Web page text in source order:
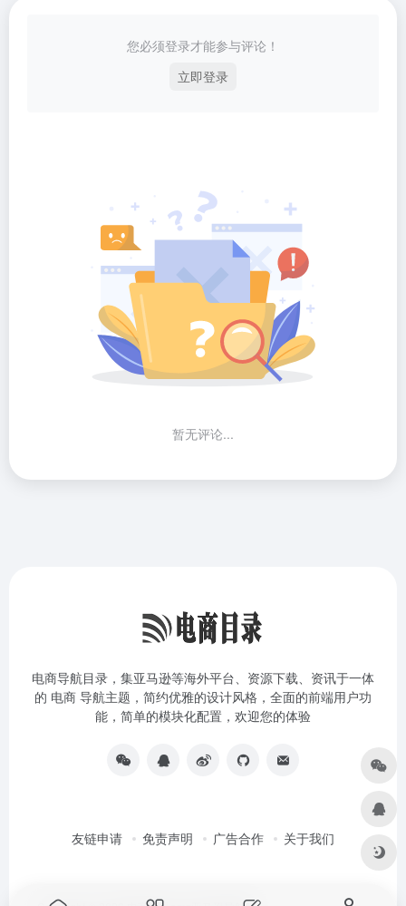
您必须登录才能参与评论！
立即登录
暂无评论...
电商导航目录，集亚马逊等海外平台、资源下载、资讯于一体
的 电商 导航主题，简约优雅的设计风格，全面的前端用户功
能，简单的模块化配置，欢迎您的体验
友链申请 免责声明 广告合作 关于我们